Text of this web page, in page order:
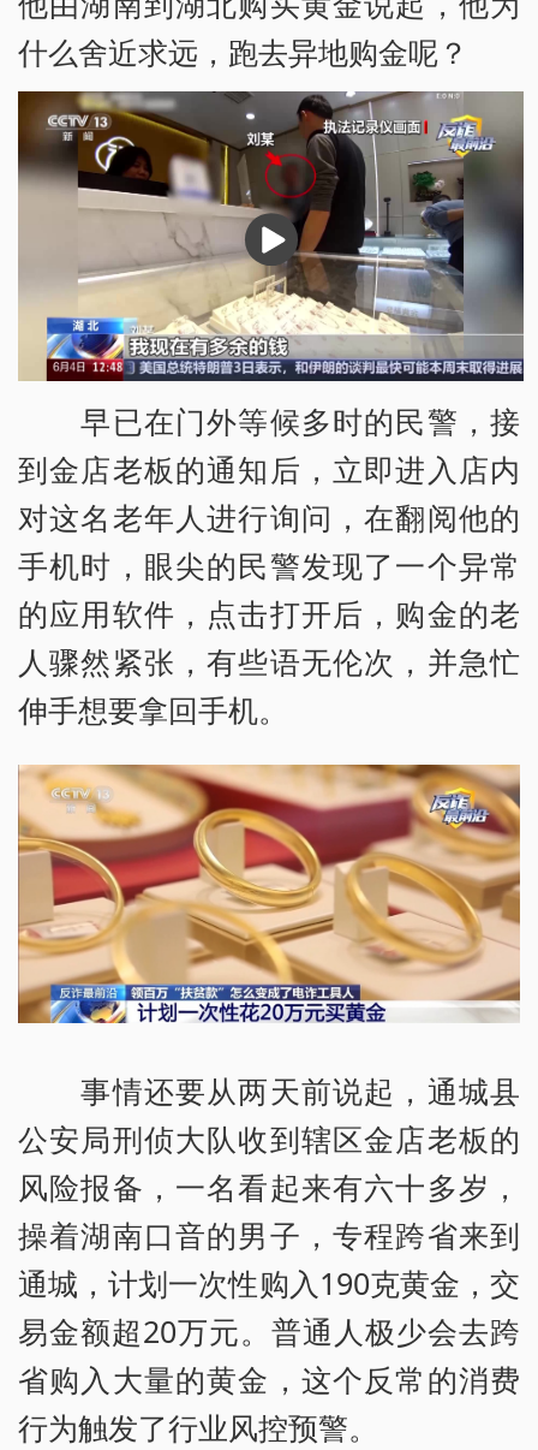
什么舍近求远，跑去异地购金呢？
播
放
早已在门外等候多时的民警，接
到金店老板的通知后，立即进入店内
对这名老年人进行询问，在翻阅他的
手机时，眼尖的民警发现了一个异常
的应用软件，点击打开后，购金的老
人骤然紧张，有些语无伦次，并急忙
伸手想要拿回手机。
事情还要从两天前说起，通城县
公安局刑侦大队收到辖区金店老板的
风险报备，一名看起来有六十多岁，
操着湖南口音的男子，专程跨省来到
通城，计划一次性购入190克黄金，交
易金额超20万元。普通人极少会去跨
省购入大量的黄金，这个反常的消费
行为触发了行业风控预警。